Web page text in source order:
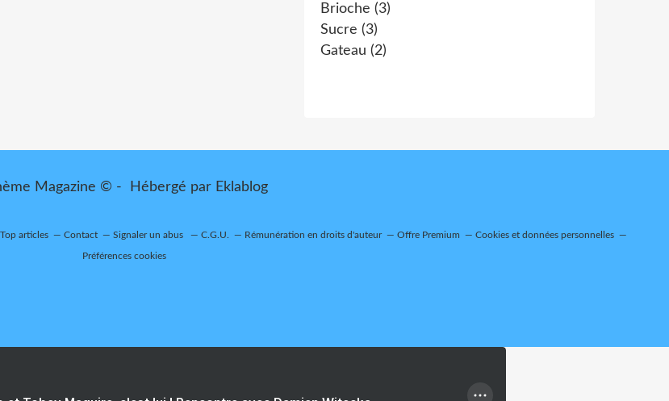
Brioche (3)
Sucre (3)
Gateau (2)
Magazine © - Hébergé par Eklablog
Top articles Contact Signaler un abus C.G.U. Rémunération en droits d'auteur Offre Premium Cookies et données personnelles
Préférences cookies